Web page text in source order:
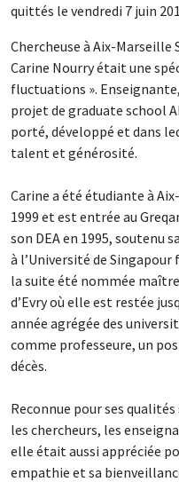
quittés le vendredi 7 juin
Chercheuse à Aix-Marseille
Carine Nourry était une
fluctuations ».
projet de graduate school
porté, développé et dans
talent et générosité.
Carine a été étudiante à
1999 et est entrée au
son DEA en 1995, soutenu
à l’Université de
la suite été nommée
d’Evry où elle est restée
année agrégée des
comme professeure, un
décès.
Reconnue pour ses
les chercheurs, les
elle était aussi appréciée
empathie et sa